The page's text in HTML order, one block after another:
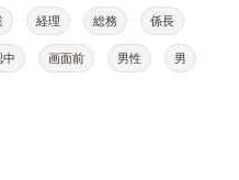
経理 総務 係長
中 画面前 男性 男